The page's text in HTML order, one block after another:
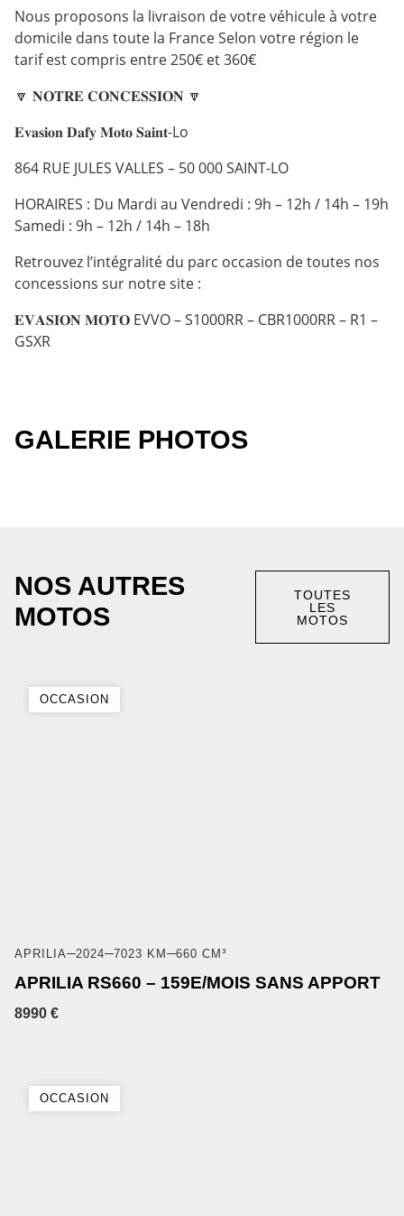
Nous proposons la livraison de votre véhicule à votre
domicile dans toute la France Selon votre région le
tarif est compris entre 250€ et 360€
🔽 𝐍𝐎𝐓𝐑𝐄 𝐂𝐎𝐍𝐂𝐄𝐒𝐒𝐈𝐎𝐍 🔽
𝐄𝐯𝐚𝐬𝐢𝐨𝐧 𝐃𝐚𝐟𝐲 𝐌𝐨𝐭𝐨 𝐒𝐚𝐢𝐧𝐭-Lo
864 RUE JULES VALLES – 50 000 SAINT-LO
HORAIRES : Du Mardi au Vendredi : 9h – 12h / 14h – 19h
Samedi : 9h – 12h / 14h – 18h
Retrouvez l’intégralité du parc occasion de toutes nos
concessions sur notre site :
𝐄𝐕𝐀𝐒𝐈𝐎𝐍 𝐌𝐎𝐓𝐎 EVVO – S1000RR – CBR1000RR – R1 –
GSXR
GALERIE PHOTOS
NOS AUTRES
MOTOS
TOUTES
LES
MOTOS
OCCASION
APRILIA 2024 7023 KM 660 CM³
APRILIA RS660 – 159E/MOIS SANS APPORT
8990 €
OCCASION